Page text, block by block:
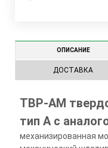
ОПИСАНИЕ
ДОСТАВКА
ТВР-АМ
тип А с
механизированная